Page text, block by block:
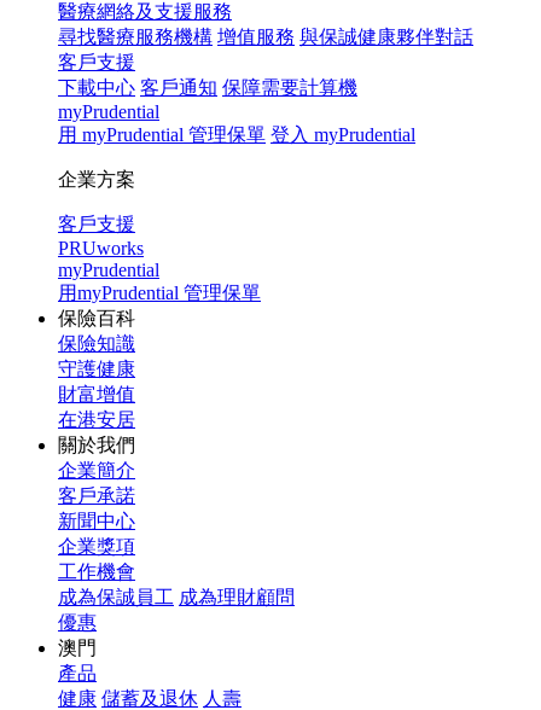
醫療網絡及支援服務
尋找醫療服務機構 增值服務 與保誠健康夥伴對話
客戶支援
下載中心 客戶通知 保障需要計算機
myPrudential
用 myPrudential 管理保單 登入 myPrudential
企業方案
客戶支援
PRUworks
myPrudential
用myPrudential 管理保單
保險百科
保險知識
守護健康
財富增值
在港安居
關於我們
企業簡介
客戶承諾
新聞中心
企業獎項
工作機會
成為保誠員工 成為理財顧問
優惠
澳門
產品
健康 儲蓄及退休 人壽